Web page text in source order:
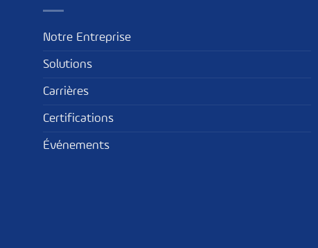
Notre Entreprise
Solutions
Carrières
Certifications
Événements